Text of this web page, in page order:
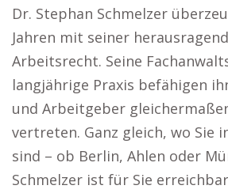
Dr. Stephan Schmelzer
Jahren mit seiner
Arbeitsrecht. Seine
langjährige Praxis befähigen
und Arbeitgeber
vertreten. Ganz gleich, wo Sie
sind – ob Berlin, Ahlen oder
Schmelzer ist für Sie